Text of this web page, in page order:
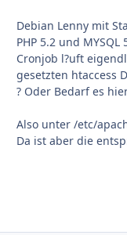
Debian Lenny mit
PHP 5.2 und MYSQL
Cronjob l?uft
gesetzten htaccess
? Oder Bedarf es
Also unter /etc/
Da ist aber die